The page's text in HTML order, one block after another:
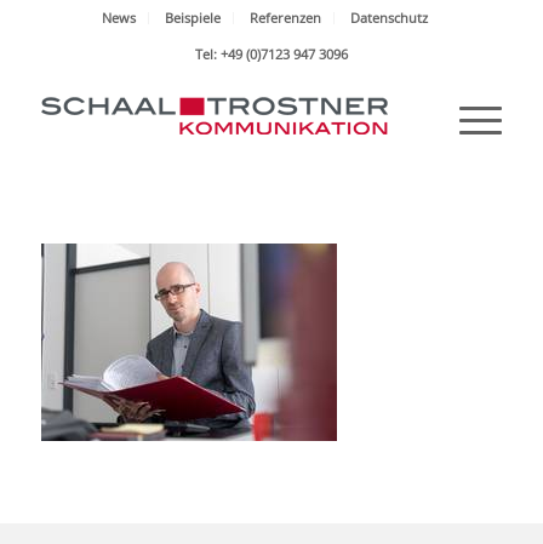
News Beispiele Referenzen
Datenschutz
Tel: +49 (0)7123 947 3096